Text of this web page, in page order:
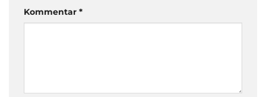
Kommentar *